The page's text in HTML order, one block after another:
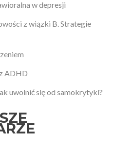
w depresji
z wiązki B. Strategie
ADHD
uwolnić się od samokrytyki?